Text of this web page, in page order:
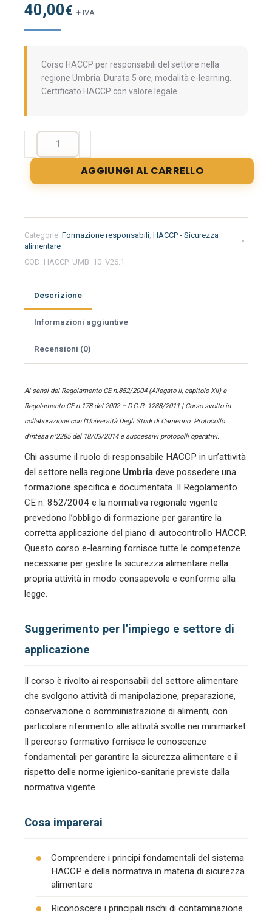
40,00€ + IVA
Corso HACCP per responsabili del settore nella
regione Umbria. Durata 5 ore, modalità e-learning.
Certificato HACCP con valore legale.
Formazione
per
responsabili
alimentare
nella
regione
Umbria
quantità
AGGIUNGI AL CARRELLO
Categorie: Formazione responsabili, HACCP - Sicurezza
alimentare
COD: HACCP_UMB_10_V26.1
Descrizione
Informazioni aggiuntive
Recensioni (0)
Ai sensi del Regolamento CE n.852/2004 (Allegato II, capitolo XII) e
Regolamento CE n.178 del 2002 – D.G.R. 1288/2011 | Corso svolto in
collaborazione con l’Università Degli Studi di Camerino. Protocollo
d’intesa n°2285 del 18/03/2014 e successivi protocolli operativi.
Chi assume il ruolo di responsabile HACCP in un’attività
del settore nella regione Umbria deve possedere una
formazione specifica e documentata. Il Regolamento
CE n. 852/2004 e la normativa regionale vigente
prevedono l’obbligo di formazione per garantire la
corretta applicazione del piano di autocontrollo HACCP.
Questo corso e-learning fornisce tutte le competenze
necessarie per gestire la sicurezza alimentare nella
propria attività in modo consapevole e conforme alla
legge.
Suggerimento per l’impiego e settore di
applicazione
Il corso è rivolto ai responsabili del settore alimentare
che svolgono attività di manipolazione, preparazione,
conservazione o somministrazione di alimenti, con
particolare riferimento alle attività svolte nei minimarket.
Il percorso formativo fornisce le conoscenze
fondamentali per garantire la sicurezza alimentare e il
rispetto delle norme igienico-sanitarie previste dalla
normativa vigente.
Cosa imparerai
Comprendere i principi fondamentali del sistema
HACCP e della normativa in materia di sicurezza
alimentare
Riconoscere i principali rischi di contaminazione